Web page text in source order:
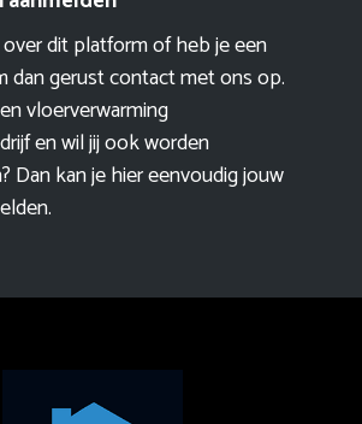
dit platform of heb je een
dan gerust contact met ons op.
vloerverwarming
en wil jij ook worden
Dan kan je hier eenvoudigjouw
.